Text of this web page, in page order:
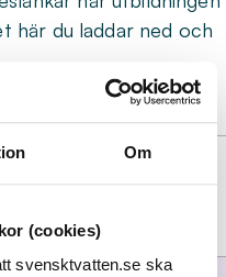
Om
(cookies)
svensktvatten.se ska
här du laddar ned och
i god tid innan
för utbildningar
vi uppskattar när du
möjlighet att gå. Då
väntar.